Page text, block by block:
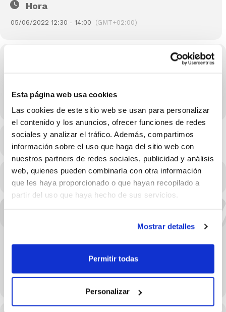
Esta página web usa cookies
Las cookies de este sitio web se usan para personalizar
el contenido y los anuncios, ofrecer funciones de redes
sociales y analizar el tráfico. Además, compartimos
información sobre el uso que haga del sitio web con
nuestros partners de redes sociales, publicidad y análisis
web, quienes pueden combinarla con otra información
que les haya proporcionado o que hayan recopilado a
partir del uso que haya hecho de sus servicios.
Mostrar detalles
Permitir todas
Personalizar
Hora
05/06/2022 12:30 - 14:00 (GMT+02:00)
MÉS INFO
CALENDARI CALENDARI GOOGLE